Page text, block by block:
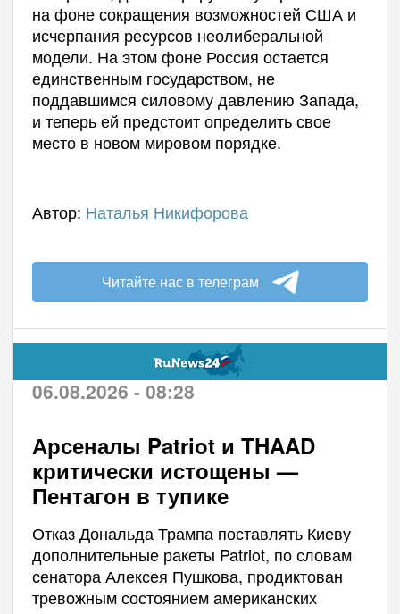
на фоне сокращения возможностей США и
исчерпания ресурсов неолиберальной
модели. На этом фоне Россия остается
единственным государством, не
поддавшимся силовому давлению Запада,
и теперь ей предстоит определить свое
место в новом мировом порядке.
Автор: Наталья Никифорова
Читайте нас в телеграм
06.08.2026 - 08:28
Арсеналы Patriot и THAAD
критически истощены —
Пентагон в тупике
Отказ Дональда Трампа поставлять Киеву
дополнительные ракеты Patriot, по словам
сенатора Алексея Пушкова, продиктован
тревожным состоянием американских